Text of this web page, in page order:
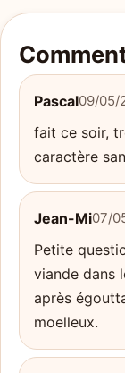
Pascal09/05/
fait ce soir,
caractère
Jean-Mi07/
Petite
viande dans
après
moelleux.